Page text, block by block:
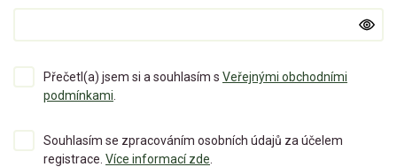
Přečetl(a) jsem si a souhlasím s Veřejnými obchodními
podmínkami.
Souhlasím se zpracováním osobních údajů za účelem
registrace. Více informací zde.